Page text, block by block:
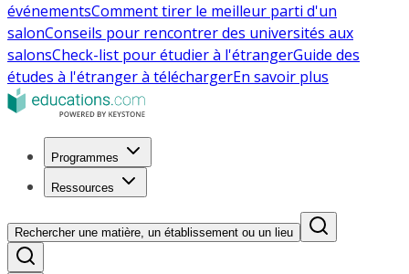
événementsComment tirer le meilleur parti d'un
salonConseils pour rencontrer des universités aux
salonsCheck-list pour étudier à l'étrangerGuide des
études à l'étranger à téléchargerEn savoir plus
Programmes
Ressources
Rechercher une matière, un établissement ou un lieu